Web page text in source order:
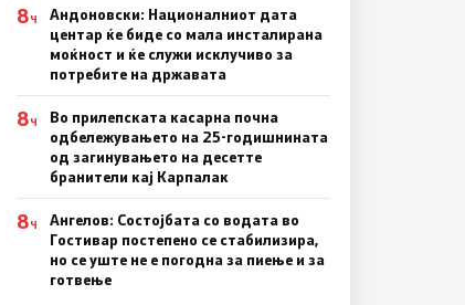
8Ч
Андоновски: Националниот дата
центар ќе биде со мала инсталирана
моќност и ќе служи исклучиво за
потребите на државата
8Ч
Во прилепската касарна почна
одбележувањето на 25-годишнината
од загинувањето на десетте
бранители кај Карпалак
8Ч
Ангелов: Состојбата со водата во
Гостивар постепено се стабилизира,
но се уште не е погодна за пиење и за
готвење